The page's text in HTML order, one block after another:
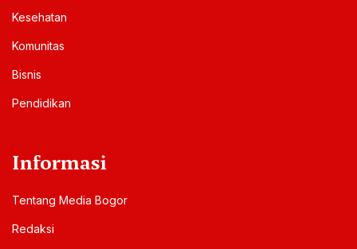
Kesehatan
Komunitas
Bisnis
Pendidikan
Informasi
Tentang Media Bogor
Redaksi